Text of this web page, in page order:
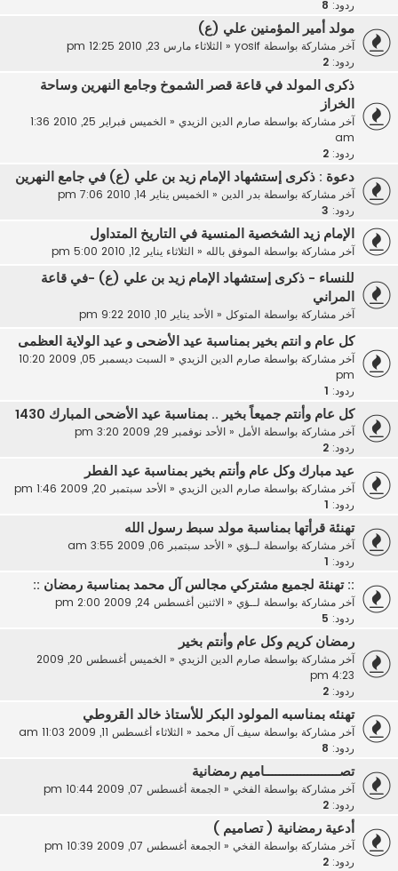
ردود: 8
مولد أمير المؤمنين علي (ع)
آخر مشاركة بواسطة yosif
« الثلاثاء مارس 23, 2010 12:25 pm
ردود: 2
ذكرى المولد في قاعة قصر الشموخ وجامع النهرين وساحة
الخراز
آخر مشاركة بواسطة صارم الدين الزيدي«
الخميس فبراير 25, 2010 1:36
am
ردود: 2
دعوة : ذكرى إستشهاد الإمام زيد بن علي (ع) في جامع النهرين
آخر مشاركة بواسطة بدر الدين« الخميس يناير 14, 2010 7:06 pm
ردود: 3
الإمام زيد الشخصية المنسية في التاريخ المتداول
آخر مشاركة بواسطة الموفق بالله« الثلاثاء يناير 12, 2010 5:00 pm
للنساء - ذكرى إستشهاد الإمام زيد بن علي (ع) -في قاعة
المراني
آخر مشاركة بواسطة المتوكل « الأحد يناير 10, 2010 9:22 pm
كل عام و انتم بخير بمناسبة عيد الأضحى و عيد الولاية العظمى
آخر مشاركة بواسطة صارم الدين الزيدي«
السبت ديسمبر 05, 2009 10:20
pm
ردود:
كل عام وأنتم جميعاً بخير .. بمناسبة عيد الأضحى المبارك 1430
آخر مشاركة بواسطة الأمل « الأحد نوفمبر 29, 2009 3:20 pm
ردود: 2
عيد مبارك وكل عام وأنتم بخير بمناسبة عيد الفطر
آخر مشاركة بواسطة صارم الدين الزيدي« الأحد سبتمبر 20, 2009 1:46 pm
ردود:
تهنئة قرأتها بمناسبة مولد سبط رسول الله
آخر مشاركة بواسطة لــؤي« الأحد سبتمبر 06, 2009 3:55 am
ردود:
:: تهنئة لجميع مشتركي مجالس آل محمد بمناسبة رمضان ::
آخر مشاركة بواسطة لــؤي« الاثنين أغسطس 24, 2009 2:00 pm
ردود: 5
رمضان كريم وكل عام وأنتم بخير
آخر مشاركة بواسطة صارم الدين الزيدي«
الخميس أغسطس 20, 2009
4:23 pm
ردود: 2
تهنئه بمناسبه المولود البكر للأستاذ خالد القروطي
آخر مشاركة بواسطة سيف آل محمد« الثلاثاء أغسطس 11, 2009 11:03 am
ردود: 8
تصـــــــــــــــــــــاميم رمضانية
آخر مشاركة بواسطة الفخي « الجمعة أغسطس 07, 2009 10:44 pm
ردود: 2
أدعية رمضانية ( تصاميم )
آخر مشاركة بواسطة الفخي « الجمعة أغسطس 07, 2009 10:39 pm
ردود: 2